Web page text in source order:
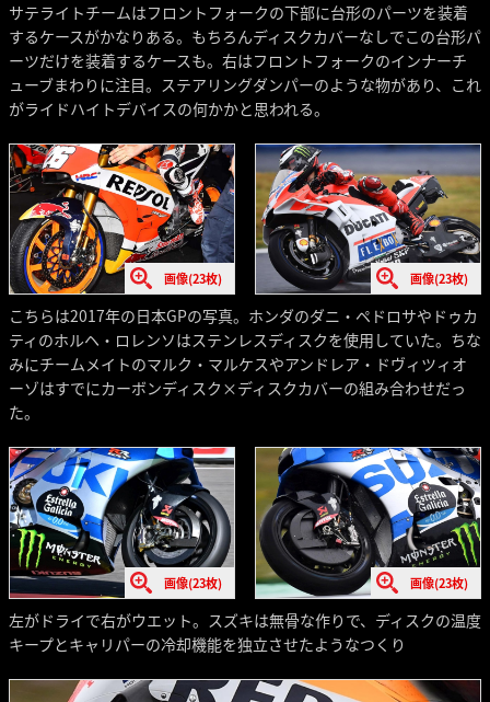
サテライトチームはフロントフォークの下部に台形のパーツを装着
するケースがかなりある。もちろんディスクカバーなしでこの台形パ
ーツだけを装着するケースも。右はフロントフォークのインナーチ
ューブまわりに注目。ステアリングダンパーのような物があり、これ
がライドハイトデバイスの何かかと思われる。
画像(23枚) 画像(23枚)
こちらは2017年の日本GPの写真。ホンダのダニ・ペドロサやドゥカ
ティのホルヘ・ロレンソはステンレスディスクを使用していた。ちな
みにチームメイトのマルク・マルケスやアンドレア・ドヴィツィオ
ーゾはすでにカーボンディスク×ディスクカバーの組み合わせだっ
た。
画像(23枚) 画像(23枚)
左がドライで右がウエット。スズキは無骨な作りで、ディスクの温度
キープとキャリパーの冷却機能を独立させたようなつくり